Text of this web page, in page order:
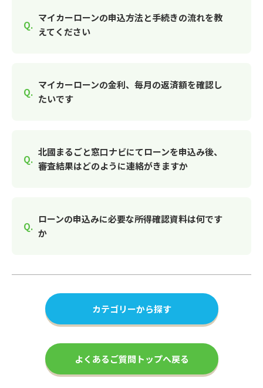
マイカーローンの申込方法と手続きの流れを教
えてください
マイカーローンの金利、毎月の返済額を確認し
たいです
北國まるごと窓口ナビにてローンを申込み後、
審査結果はどのように連絡がきますか
ローンの申込みに必要な所得確認資料は何です
か
カテゴリーから探す
よくあるご質問トップへ戻る